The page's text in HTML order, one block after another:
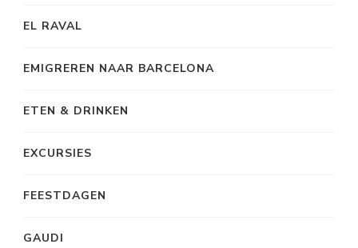
EL RAVAL
EMIGREREN NAAR BARCELONA
ETEN & DRINKEN
EXCURSIES
FEESTDAGEN
GAUDI